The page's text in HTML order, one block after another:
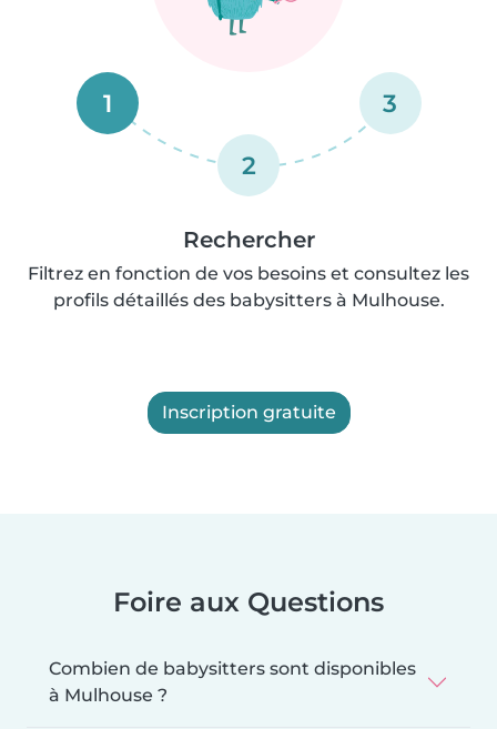
1
2
3
Rechercher
Filtrez en fonction de vos besoins et consultez les
profils détaillés des babysitters à Mulhouse.
Inscription gratuite
Foire aux Questions
Combien de babysitters sont disponibles
à Mulhouse ?